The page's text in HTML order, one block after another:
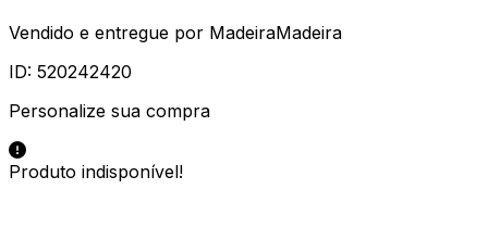
Vendido e entregue por MadeiraMadeira
ID: 520242420
Personalize sua compra
Produto indisponível!